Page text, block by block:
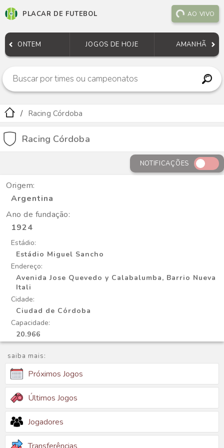
PLACAR DE FUTEBOL AO VIVO
ONTEM JOGOS DE HOJE AMANHÃ
Racing Córdoba
Racing Córdoba
NOTIFICAÇÕES
Origem:
Argentina
Ano de fundação:
1924
Estádio:
Estádio Miguel Sancho
Endereço:
Avenida Jose Quevedo y Calabalumba, Barrio Nueva
Itali
Cidade:
Ciudad de Córdoba
Capacidade:
20.966
saiba mais:
Próximos Jogos
Últimos Jogos
Jogadores
Transferências